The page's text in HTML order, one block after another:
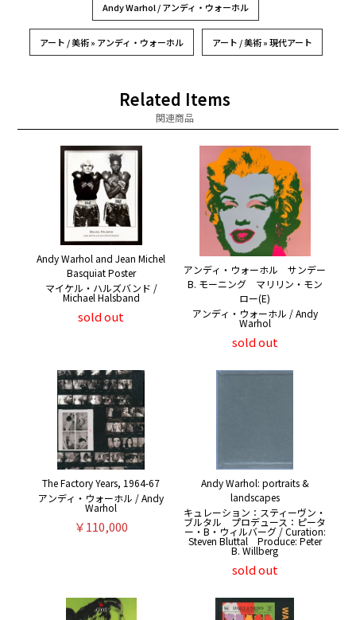
Andy Warhol / アンディ・ウォーホル
アート / 美術 » アンディ・ウォーホル アート / 美術 » 現代アート
Related Items
関連商品
Andy Warhol and Jean Michel
Basquiat Poster
マイケル・ハルズバンド /
Michael Halsband
sold out
アンディ・ウォーホル サンデー
B. モーニング マリリン・モン
ロー(E)
アンディ・ウォーホル / Andy
Warhol
sold out
The Factory Years, 1964-67
アンディ・ウォーホル / Andy
Warhol
￥110,000
Andy Warhol: portraits &
landscapes
キュレーション：スティーヴン・
ブルタル プロデュース：ピータ
ー・B・ウィルバーグ / Curation:
Steven Bluttal Produce: Peter
B. Willberg
sold out